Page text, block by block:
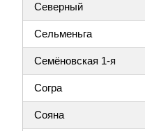
Северный
Сельменьга
Семёновская 1-я
Согра
Сояна